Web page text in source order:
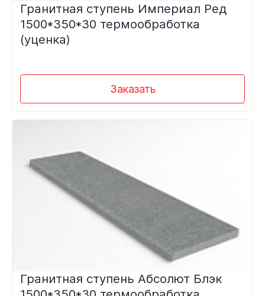
Гранитная ступень Империал Ред
1500*350*30 термообработка
(уценка)
Заказать
Гранитная ступень Абсолют Блэк